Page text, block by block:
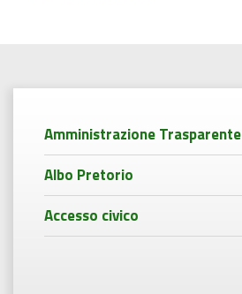
Amministrazione Trasparente
Albo Pretorio
Accesso civico